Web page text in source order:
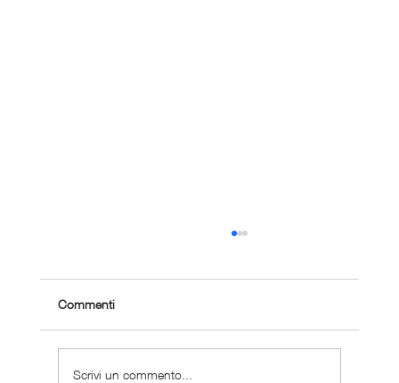
Commenti
Scrivi un commento...